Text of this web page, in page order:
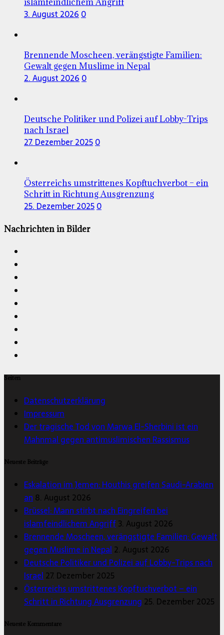
3. August 20260
Brennende Moscheen, verängstigte Familien:
Gewalt gegen Muslime in Nepal
2. August 20260
Deutsche Politiker und Polizei auf Lobby-Trips
nach Israel
27. Dezember 20250
Österreichs umstrittenes Kopftuchverbot – ein
Schritt in Richtung Ausgrenzung
25. Dezember 20250
Nachrichten in Bilder
Seiten
Datenschutzerklärung
Impressum
Der tragische Tod von Marwa El-Sherbini ist ein
Mahnmal gegen antimuslimischen Rassismus
Neueste Beiträge
Eskalation im Jemen: Houthis greifen Saudi-Arabien
an 8. August 2026
Brüssel: Mann stirbt nach Eingreifen bei
islamfeindlichem Angriff3. August 2026
Brennende Moscheen, verängstigte Familien: Gewalt
gegen Muslime in Nepal 2. August 2026
Deutsche Politiker und Polizei auf Lobby-Trips nach
Israel 27. Dezember 2025
Österreichs umstrittenes Kopftuchverbot – ein
Schritt in Richtung Ausgrenzung 25. Dezember 2025
Neueste Kommentare